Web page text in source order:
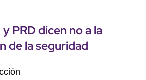
y PRD dicen no a la
de la seguridad